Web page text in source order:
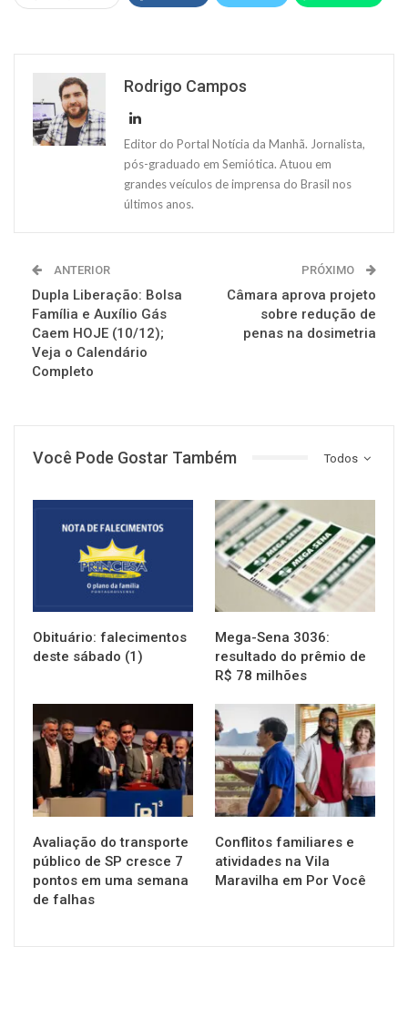
Rodrigo Campos
Editor do Portal Notícia da Manhã. Jornalista,
pós-graduado em Semiótica. Atuou em
grandes veículos de imprensa do Brasil nos
últimos anos.
ANTERIOR
Dupla Liberação: Bolsa
Família e Auxílio Gás
Caem HOJE (10/12);
Veja o Calendário
Completo
PRÓXIMO
Câmara aprova projeto
sobre redução de
penas na dosimetria
Todos
Você Pode Gostar Também
Obituário: falecimentos
deste sábado (1)
NOTÍCIAS
Mega-Sena 3036:
resultado do prêmio de
R$ 78 milhões
NOTÍCIAS
Avaliação do transporte
público de SP cresce 7
pontos em uma semana
de falhas
NOTÍCIAS
Conflitos familiares e
atividades na Vila
Maravilha em Por Você